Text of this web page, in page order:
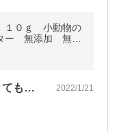
１０ｇ 小動物の
ー 無添加 無着
葉も果実も乾燥してるのに色がとても綺麗… 2022/1/21